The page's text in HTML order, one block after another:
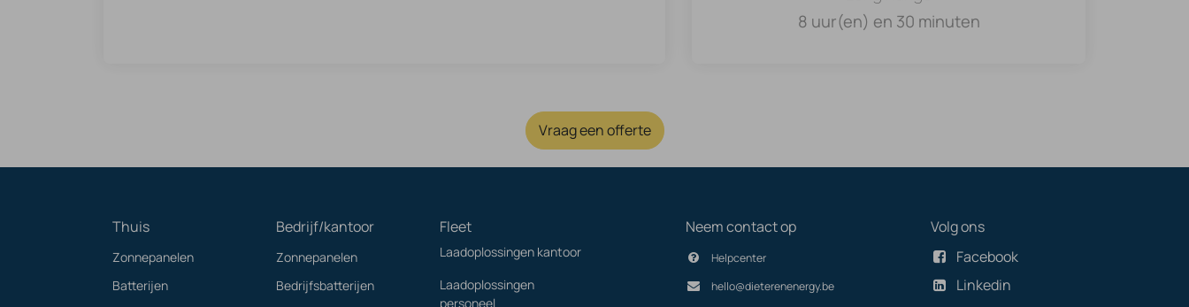
8 uur(en) en 30 minuten
Vraag een offerte
Thuis
Zonnepanelen
Batterijen
Bedrijf/kantoor
Zonnepanelen
Bedrijfsbatterijen
Volg ons
Facebook
Linkedin
Fleet
Laadoplossingen kantoor
Laadoplossingen
personeel
Neem contact op
Helpcenter
hello@dieterenenergy.be